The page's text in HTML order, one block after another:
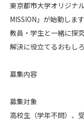
東京都市大学オリジナ
MISSION」が始動します
教員・学生と一緒に探
解決に役立てるおもし
募集内容
募集対象
高校生（学年不問）、